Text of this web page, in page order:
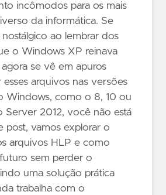
incômodos para os mais
da informática. Se
ao lembrar dos
o Windows XP reinava
se vê em apuros
arquivos nas versões
Windows, como o 8, 10 ou
Server 2012, você não está
post, vamos explorar o
arquivos HLP e como
sem perder o
uma solução prática
trabalha com o